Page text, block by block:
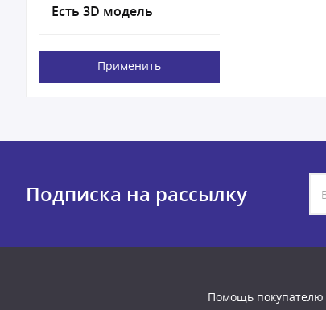
Есть 3D модель
Применить
Подписка на рассылку
Помощь покупателю